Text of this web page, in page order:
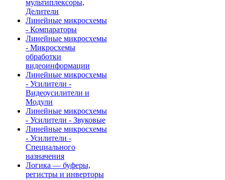
мультиплексоры,
Делители
Линейные микросхемы
- Компараторы
Линейные микросхемы
- Микросхемы
обработки
видеоинформации
Линейные микросхемы
- Усилители -
Видеоусилители и
Модули
Линейные микросхемы
- Усилители - Звуковые
Линейные микросхемы
- Усилители -
Специального
назначения
Логика — буферы,
регистры и инверторы